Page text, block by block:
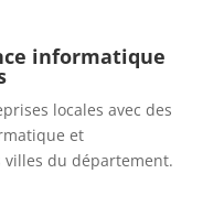
informatique
locales avec des
et
villes du département.